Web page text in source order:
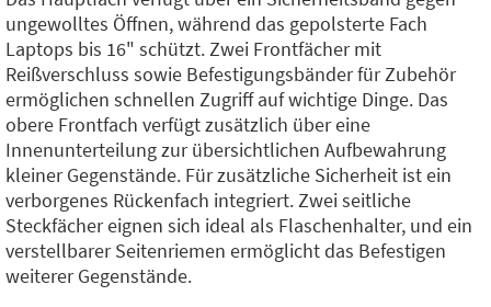
ungewolltes Öffnen, während das gepolsterte Fach
Laptops bis 16" schützt. Zwei Frontfächer mit
Reißverschluss sowie Befestigungsbänder für Zubehör
ermöglichen schnellen Zugriff auf wichtige Dinge. Das
obere Frontfach verfügt zusätzlich über eine
Innenunterteilung zur übersichtlichen Aufbewahrung
kleiner Gegenstände. Für zusätzliche Sicherheit ist ein
verborgenes Rückenfach integriert. Zwei seitliche
Steckfächer eignen sich ideal als Flaschenhalter, und ein
verstellbarer Seitenriemen ermöglicht das Befestigen
weiterer Gegenstände.